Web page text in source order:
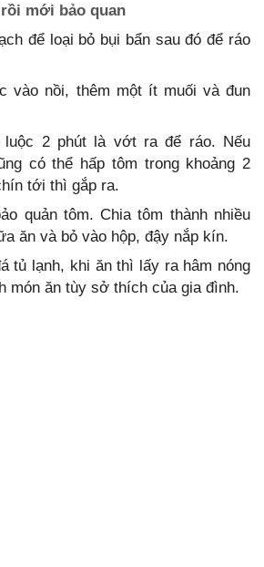
mới bảo quan
để loại bỏ bụi bẩn sau đó để ráo
vào nồi, thêm một ít muối và đun
2 phút là vớt ra để ráo. Nếu
có thể hấp tôm trong khoảng 2
tới thì gắp ra.
quản tôm. Chia tôm thành nhiều
ăn và bỏ vào hộp, đậy nắp kín.
tủ lạnh, khi ăn thì lấy ra hâm nóng
món ăn tùy sở thích của gia đình.